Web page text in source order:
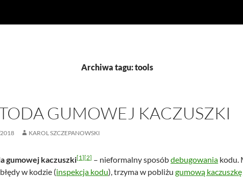
Archiwa tagu: tools
GUMOWEJ KACZUSZKI
KAROL SZCZEPANOWSKI
gumowej kaczuszki[1][2]– nieformalny sposóbdebugowania kodu.
w kodzie (inspekcja kodu), trzyma w pobliżugumową kaczuszkę